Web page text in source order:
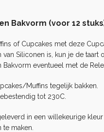
Bakvorm (voor 12
of Cupcakes met deze
Siliconen is, kun je de taart
Bakvorm eventueel met de
Muffins tegelijk bakken.
tot 230C.
in een willekeurige kleur
te maken.